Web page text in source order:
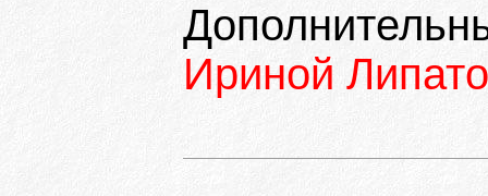
Ириной